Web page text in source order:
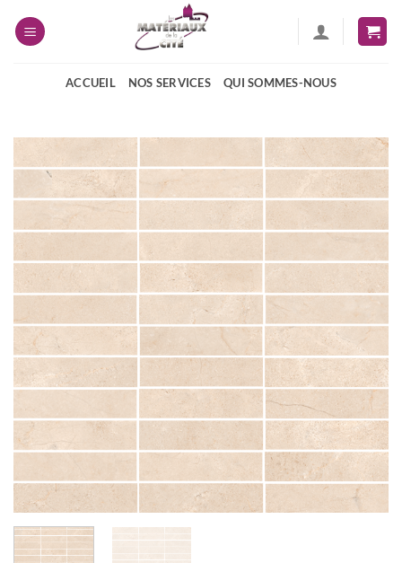
ACCUEIL NOS SERVICES QUI SOMMES-NOUS